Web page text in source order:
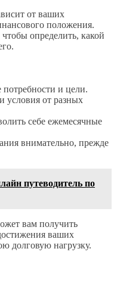
от ваших
положения.
определить, какой
и цели.
условия от разных
себе ежемесячные
внимательно, прежде
путеводитель по
вам получить
ваших
долговую нагрузку.